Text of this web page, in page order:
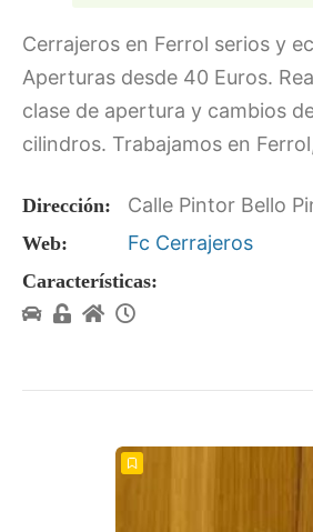
Cerrajeros en Ferrol serios y
Aperturas desde 40 Euros.
clase de apertura y cambios
cilindros. Trabajamos en
cada servicio realizado.
Dirección: Calle Pintor Bello
Web: Fc Cerrajeros
Características: